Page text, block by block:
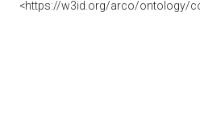
<https://w3id.org/arco/ontology/